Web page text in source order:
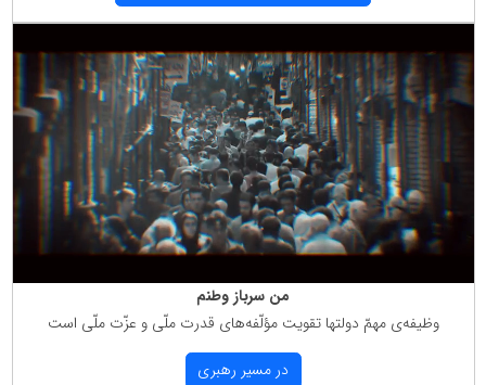
من سرباز وطنم
وظیفه‌ی مهمّ دولتها تقویت مؤلّفه‌های قدرت ملّی و عزّت ملّی است
در مسیر رهبری